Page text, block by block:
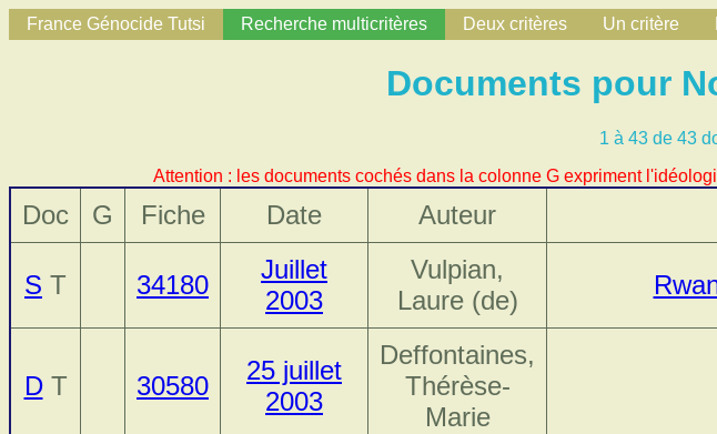
France Génocide Tutsi Recherche multicritères Deux critères Un critère
Documents pour
1 à 43 de 43
Attention : les documents cochés dans la colonne G expriment
Doc G Fiche Date Auteur
S T 34180
Juillet
2003
Vulpian,
Laure (de)
DT 30580
25 juillet
2003
Deffontaines,
Thérèse-
Marie